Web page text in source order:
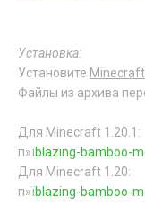
Установка:
Установите
Файлы из архива
Для Minecraft 1.20.1:
п»їblazing-bamboo-
Для Minecraft 1.20:
п»їblazing-bamboo-